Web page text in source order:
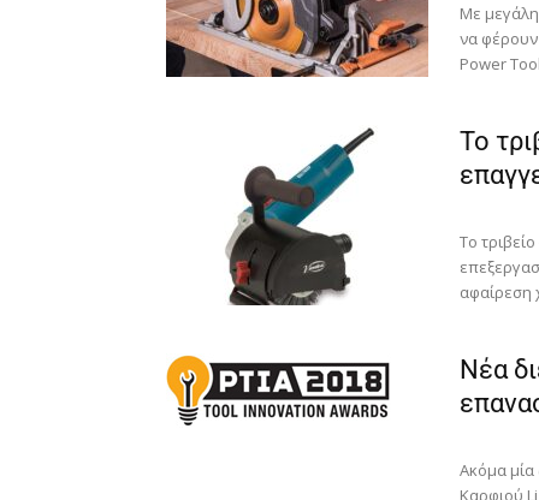
Με
να φέρουν
Power
Το
Το
Νέα
Ακόμα μία
Καρφιού